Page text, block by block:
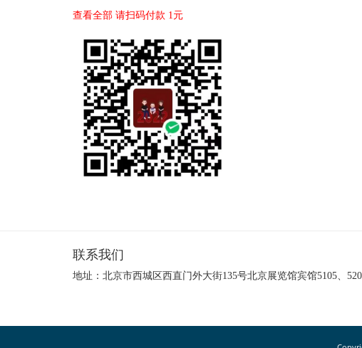
查看全部 请扫码付款 1元
联系我们
地址：北京市西城区西直门外大街135号北京展览馆宾馆5105、